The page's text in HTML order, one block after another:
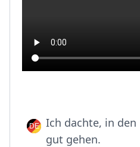
Ich dachte, in
gut gehen.